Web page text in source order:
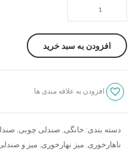
ناهار
خوری
عدد
افزودن به سبد خرید
افزودن به علاقه مندی ها
دسته بندی: خانگی صندلی چوبی
ناهارخوری میز نهارخوری میز و